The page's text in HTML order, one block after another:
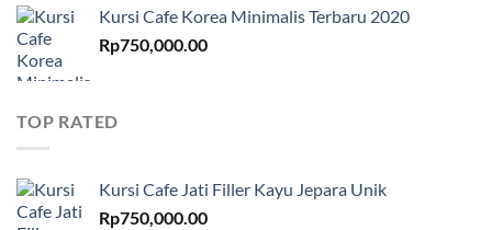
Kursi Cafe Korea Minimalis Terbaru 2020
Rp750,000.00
TOP RATED
Kursi Cafe Jati Filler Kayu Jepara Unik
Rp750,000.00